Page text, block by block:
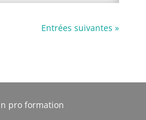
Entrées suivantes »
pro formation